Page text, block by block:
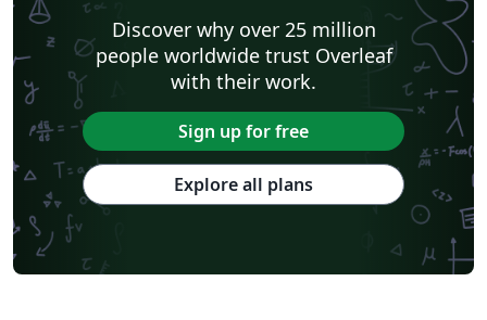
Discover why over 25 million
people worldwide trust Overleaf
with their work.
Sign up for free
Explore all plans